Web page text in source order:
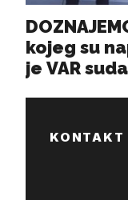
KONTAKT